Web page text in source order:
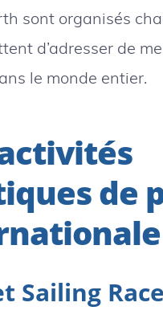
sont organisés
d’adresser de
le monde entier.
de
Sailing Race